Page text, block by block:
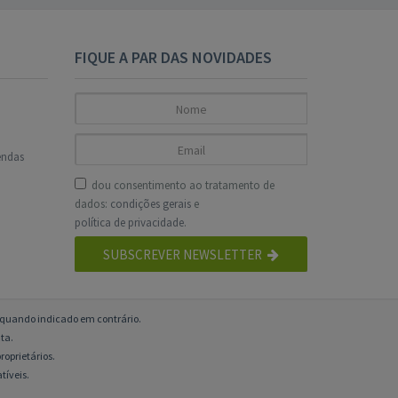
FIQUE A PAR DAS NOVIDADES
dou consentimento ao tratamento de
dados: condições geraise
política de privacidade.
SUBSCREVER NEWSLETTER
indicado em contrário.